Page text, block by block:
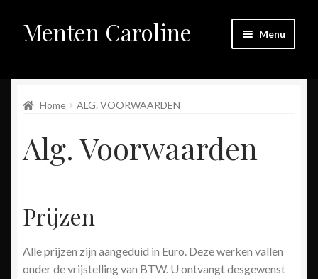
Skip
to
Skip
to
Menten Caroline Menu
Galerij
Winkel
Over mij
Contact
Links
Home ALG. VOORWAARDEN
Alg. Voorwaarden
Prijzen
Alle prijzen zijn aangeduid in Euro. Deze werken vallen
onder de vrijstelling van BTW. U ontvangt desgewenst